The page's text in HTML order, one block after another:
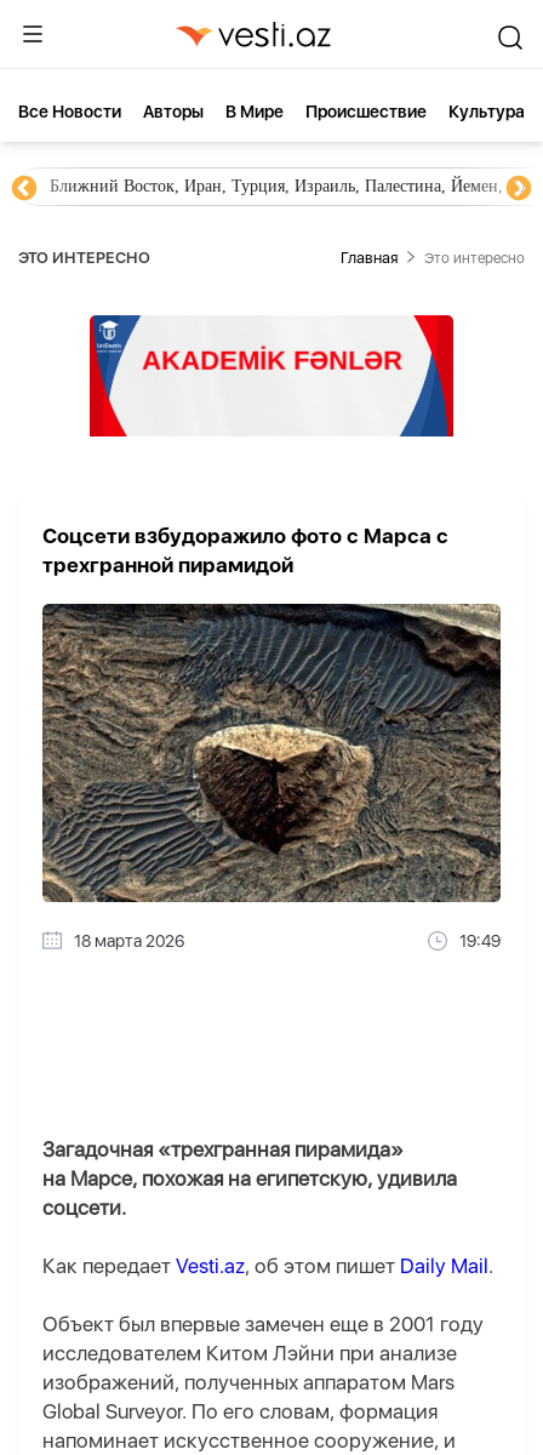
Все Новости Aвторы В Мире Происшествие Культура
Ближний Восток, Иран, Турция, Израиль, Палестина, Йемен,
ЭТО ИНТЕРЕСНО Главная Это интересно
Соцсети взбудоражило фото с Марса с
трехгранной пирамидой
18 марта 2026 19:49
Загадочная «трехгранная пирамида»
на Марсе, похожая на египетскую, удивила
соцсети.
Как передает Vesti.az, об этом пишет Daily Mail.
Объект был впервые замечен еще в 2001 году
исследователем Китом Лэйни при анализе
изображений, полученных аппаратом Mars
Global Surveyor. По его словам, формация
напоминает искусственное сооружение, и